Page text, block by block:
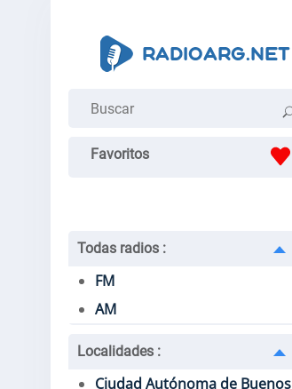
Favoritos
Todas radios :
FM
AM
Localidades :
Ciudad Autónoma de Buenos